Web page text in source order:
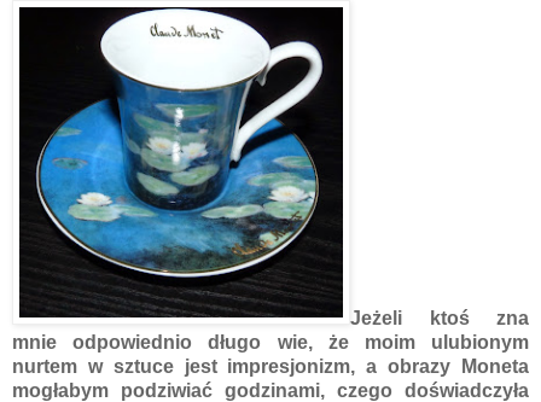
Jeżeli ktoś zna
mnie odpowiednio długo wie, że moim ulubionym
nurtem w sztuce jest impresjonizm, a obrazy Moneta
mogłabym podziwiać godzinami, czego doświadczyła